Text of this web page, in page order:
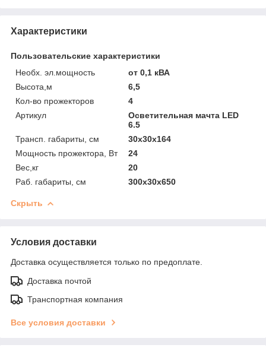
Характеристики
Пользовательские характеристики
Необх. эл.мощность
от 0,1 кВА
Высота,м
6,5
Кол-во прожекторов
4
Артикул
Осветительная мачта LED
6.5
Трансп. габариты, см
30х30х164
Мощность прожектора, Вт
24
Вес,кг
20
Раб. габариты, см
300х30х650
Скрыть
Условия доставки
Доставка осуществляется только по предоплате.
Доставка почтой
Транспортная компания
Все условия доставки